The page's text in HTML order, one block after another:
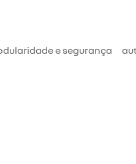
e segurança